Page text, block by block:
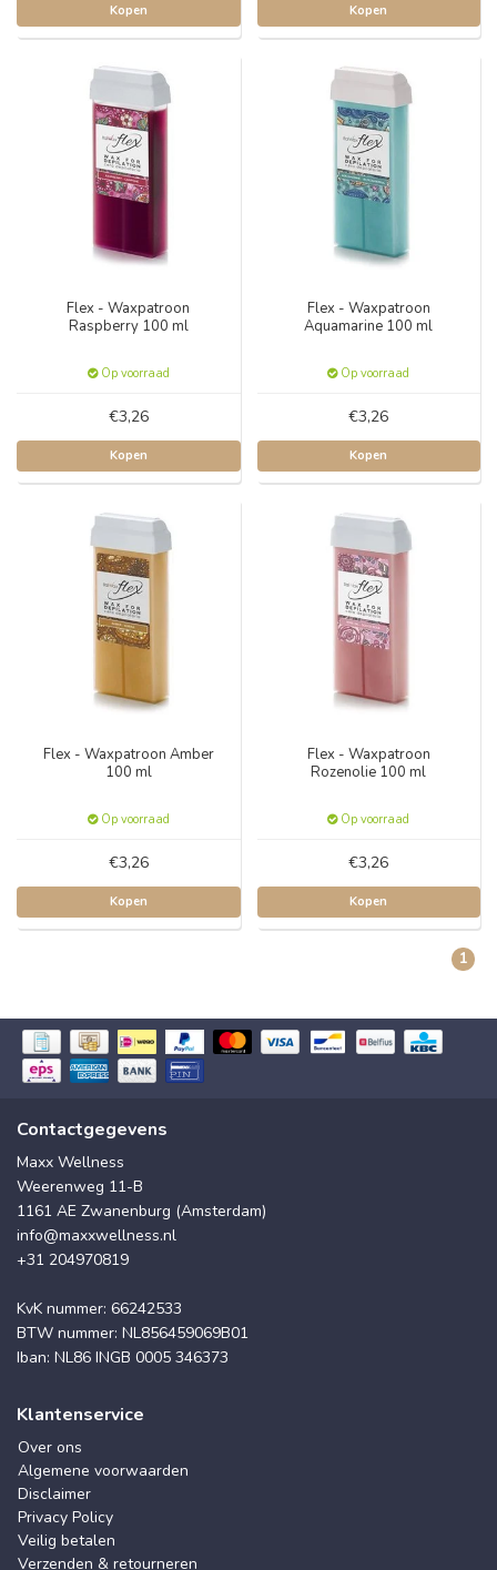
Kopen Kopen
Flex - Waxpatroon
Raspberry 100 ml
Op voorraad
€3,26
Kopen
Flex - Waxpatroon
Aquamarine 100 ml
Op voorraad
€3,26
Kopen
Flex - Waxpatroon Amber
100 ml
Op voorraad
€3,26
Kopen
Flex - Waxpatroon
Rozenolie 100 ml
Op voorraad
€3,26
Kopen
1
Contactgegevens
Maxx Wellness
Weerenweg 11-B
1161 AE Zwanenburg (Amsterdam)
info@maxxwellness.nl
+31 204970819
KvK nummer: 66242533
BTW nummer: NL856459069B01
Iban: NL86 INGB 0005 346373
Klantenservice
Over ons
Algemene voorwaarden
Disclaimer
Privacy Policy
Veilig betalen
Verzenden & retourneren